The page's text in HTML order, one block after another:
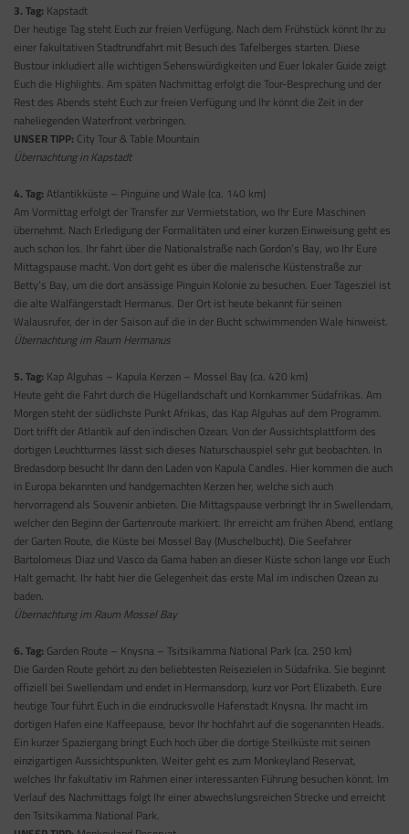
3. Tag: Kapstadt
Der heutige Tag steht Euch zur freien Verfügung. Nach dem Frühstück könnt Ihr zu
einer fakultativen Stadtrundfahrt mit Besuch des Tafelberges starten. Diese
Bustour inkludiert alle wichtigen Sehenswürdigkeiten und Euer lokaler Guide zeigt
Euch die Highlights. Am späten Nachmittag erfolgt die Tour-Besprechung und der
Rest des Abends steht Euch zur freien Verfügung und Ihr könnt die Zeit in der
naheliegenden Waterfront verbringen.
UNSER TIPP: City Tour & Table Mountain
Übernachtung in Kapstadt
4. Tag: Atlantikküste – Pinguine und Wale (ca. 140 km)
Am Vormittag erfolgt der Transfer zur Vermietstation, wo Ihr Eure Maschinen
übernehmt. Nach Erledigung der Formalitäten und einer kurzen Einweisung geht es
auch schon los. Ihr fahrt über die Nationalstraße nach Gordon’s Bay, wo Ihr Eure
Mittagspause macht. Von dort geht es über die malerische Küstenstraße zur
Betty’s Bay, um die dort ansässige Pinguin Kolonie zu besuchen. Euer Tagesziel ist
die alte Walfängerstadt Hermanus. Der Ort ist heute bekannt für seinen
Walausrufer, der in der Saison auf die in der Bucht schwimmenden Wale hinweist.
Übernachtung im Raum Hermanus
5. Tag: Kap Alguhas – Kapula Kerzen – Mossel Bay (ca. 420 km)
Heute geht die Fahrt durch die Hügellandschaft und Kornkammer Südafrikas. Am
Morgen steht der südlichste Punkt Afrikas, das Kap Alguhas auf dem Programm.
Dort trifft der Atlantik auf den indischen Ozean. Von der Aussichtsplattform des
dortigen Leuchtturmes lässt sich dieses Naturschauspiel sehr gut beobachten. In
Bredasdorp besucht Ihr dann den Laden von Kapula Candles. Hier kommen die auch
in Europa bekannten und handgemachten Kerzen her, welche sich auch
hervorragend als Souvenir anbieten. Die Mittagspause verbringt Ihr in Swellendam,
welcher den Beginn der Gartenroute markiert. Ihr erreicht am frühen Abend, entlang
der Garten Route, die Küste bei Mossel Bay (Muschelbucht). Die Seefahrer
Bartolomeus Diaz und Vasco da Gama haben an dieser Küste schon lange vor Euch
Halt gemacht. Ihr habt hier die Gelegenheit das erste Mal im indischen Ozean zu
baden.
Übernachtung im Raum Mossel Bay
6. Tag: Garden Route – Knysna – Tsitsikamma National Park (ca. 250 km)
Die Garden Route gehört zu den beliebtesten Reisezielen in Südafrika. Sie beginnt
offiziell bei Swellendam und endet in Hermansdorp, kurz vor Port Elizabeth. Eure
heutige Tour führt Euch in die eindrucksvolle Hafenstadt Knysna. Ihr macht im
dortigen Hafen eine Kaffeepause, bevor Ihr hochfahrt auf die sogenannten Heads.
Ein kurzer Spaziergang bringt Euch hoch über die dortige Steilküste mit seinen
einzigartigen Aussichtspunkten. Weiter geht es zum Monkeyland Reservat,
welches Ihr fakultativ im Rahmen einer interessanten Führung besuchen könnt. Im
Verlauf des Nachmittags folgt Ihr einer abwechslungsreichen Strecke und erreicht
den Tsitsikamma National Park.